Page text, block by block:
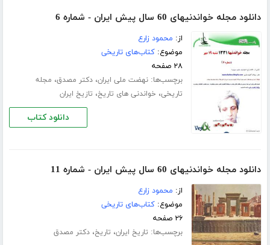
دانلود مجله خواندنیهای 60 سال پیش ایران - شماره 6
از: محمود زارع
موضوع:کتاب‌های تاریخی
۲۸ صفحه
برچسب‌ها:نهضت ملی ایران،دکتر مصدق، مجله
تاریخی، خواندنی های تاریخ، تازیخ ایران
دانلود کتاب
دانلود مجله خواندنیهای 60 سال پیش ایران - شماره 11
از: محمود زارع
موضوع:کتاب‌های تاریخی
۲۶ صفحه
برچسب‌ها: تاریخ ایران، تاریخ،دکتر مصدق